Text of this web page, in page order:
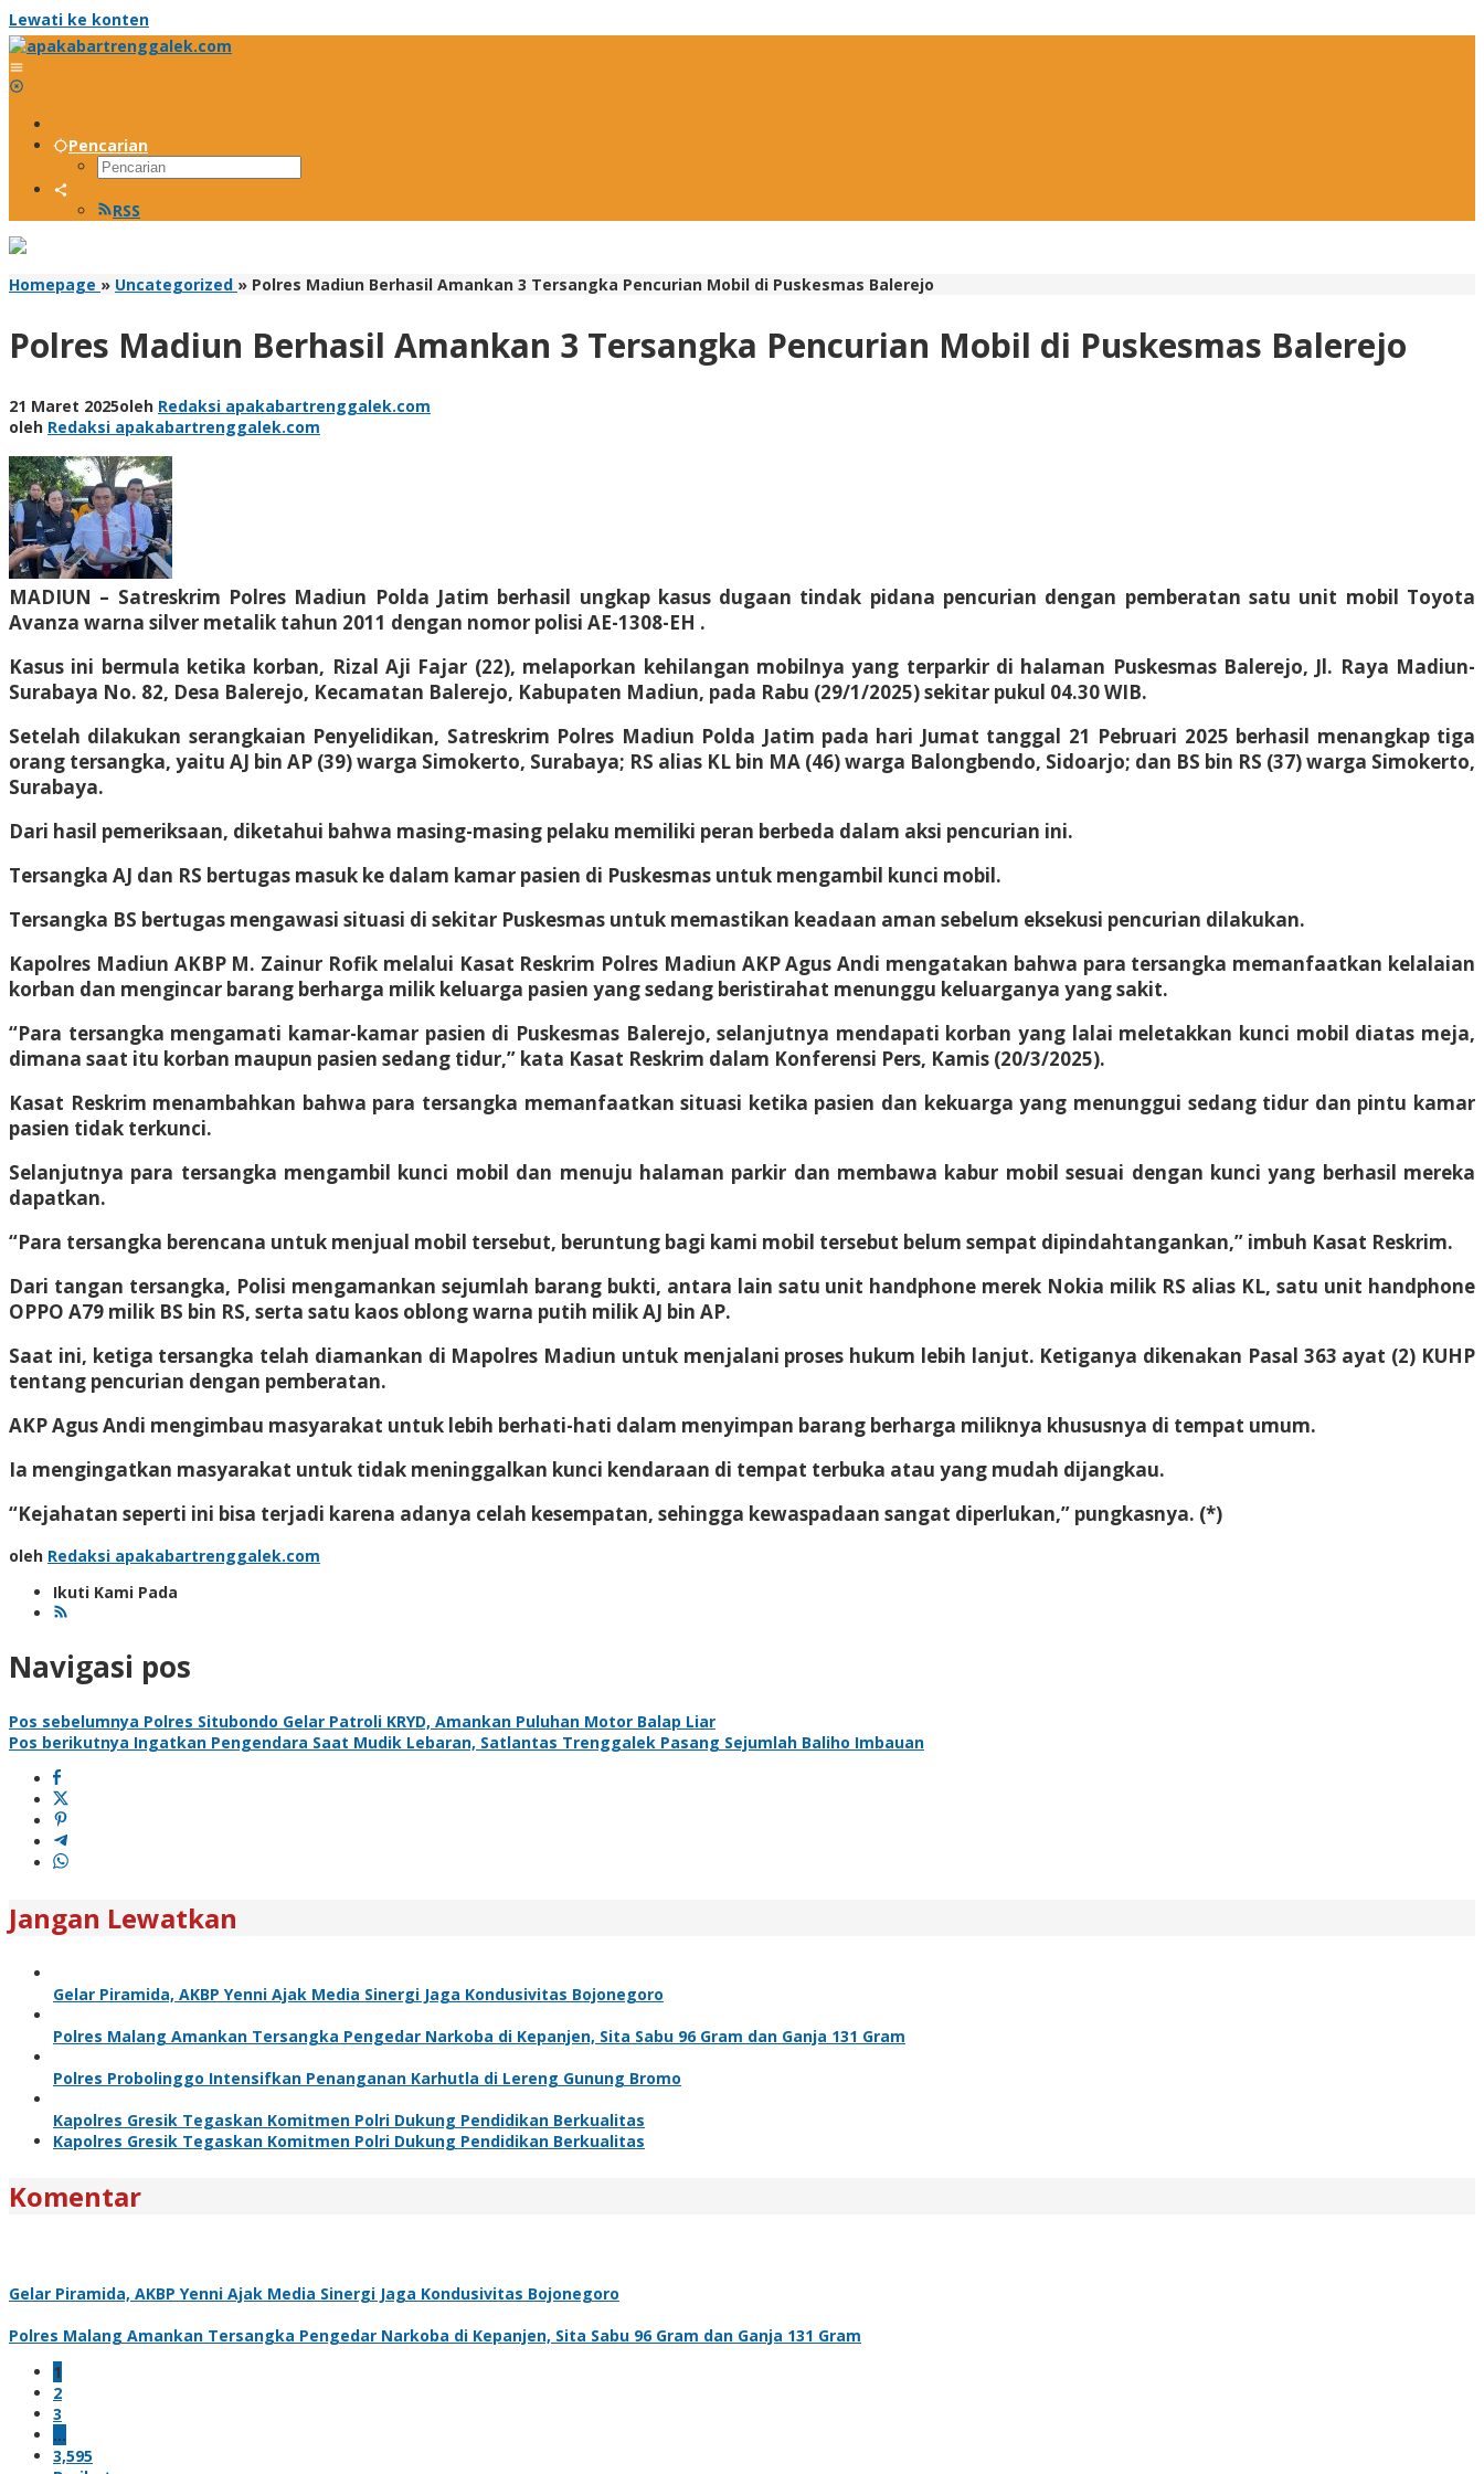
Lewati ke konten
Pencarian
RSS
Homepage » Uncategorized » Polres Madiun Berhasil Amankan 3 Tersangka Pencurian Mobil di Puskesmas Balerejo
Polres Madiun Berhasil Amankan 3 Tersangka Pencurian Mobil di Puskesmas Balerejo
21 Maret 2025oleh Redaksi apakabartrenggalek.com
oleh Redaksi apakabartrenggalek.com
MADIUN – Satreskrim Polres Madiun Polda Jatim berhasil ungkap kasus dugaan tindak pidana pencurian dengan pemberatan satu unit mobil Toyota
Avanza warna silver metalik tahun 2011 dengan nomor polisi AE-1308-EH .
Kasus ini bermula ketika korban, Rizal Aji Fajar (22), melaporkan kehilangan mobilnya yang terparkir di halaman Puskesmas Balerejo, Jl. Raya Madiun-
Surabaya No. 82, Desa Balerejo, Kecamatan Balerejo, Kabupaten Madiun, pada Rabu (29/1/2025) sekitar pukul 04.30 WIB.
Setelah dilakukan serangkaian Penyelidikan, Satreskrim Polres Madiun Polda Jatim pada hari Jumat tanggal 21 Pebruari 2025 berhasil menangkap tiga
orang tersangka, yaitu AJ bin AP (39) warga Simokerto, Surabaya; RS alias KL bin MA (46) warga Balongbendo, Sidoarjo; dan BS bin RS (37) warga Simokerto,
Surabaya.
Dari hasil pemeriksaan, diketahui bahwa masing-masing pelaku memiliki peran berbeda dalam aksi pencurian ini.
Tersangka AJ dan RS bertugas masuk ke dalam kamar pasien di Puskesmas untuk mengambil kunci mobil.
Tersangka BS bertugas mengawasi situasi di sekitar Puskesmas untuk memastikan keadaan aman sebelum eksekusi pencurian dilakukan.
Kapolres Madiun AKBP M. Zainur Rofik melalui Kasat Reskrim Polres Madiun AKP Agus Andi mengatakan bahwa para tersangka memanfaatkan kelalaian
korban dan mengincar barang berharga milik keluarga pasien yang sedang beristirahat menunggu keluarganya yang sakit.
“Para tersangka mengamati kamar-kamar pasien di Puskesmas Balerejo, selanjutnya mendapati korban yang lalai meletakkan kunci mobil diatas meja,
dimana saat itu korban maupun pasien sedang tidur,” kata Kasat Reskrim dalam Konferensi Pers, Kamis (20/3/2025).
Kasat Reskrim menambahkan bahwa para tersangka memanfaatkan situasi ketika pasien dan kekuarga yang menunggui sedang tidur dan pintu kamar
pasien tidak terkunci.
Selanjutnya para tersangka mengambil kunci mobil dan menuju halaman parkir dan membawa kabur mobil sesuai dengan kunci yang berhasil mereka
dapatkan.
“Para tersangka berencana untuk menjual mobil tersebut, beruntung bagi kami mobil tersebut belum sempat dipindahtangankan,” imbuh Kasat Reskrim.
Dari tangan tersangka, Polisi mengamankan sejumlah barang bukti, antara lain satu unit handphone merek Nokia milik RS alias KL, satu unit handphone
OPPO A79 milik BS bin RS, serta satu kaos oblong warna putih milik AJ bin AP.
Saat ini, ketiga tersangka telah diamankan di Mapolres Madiun untuk menjalani proses hukum lebih lanjut. Ketiganya dikenakan Pasal 363 ayat (2) KUHP
tentang pencurian dengan pemberatan.
AKP Agus Andi mengimbau masyarakat untuk lebih berhati-hati dalam menyimpan barang berharga miliknya khususnya di tempat umum.
Ia mengingatkan masyarakat untuk tidak meninggalkan kunci kendaraan di tempat terbuka atau yang mudah dijangkau.
“Kejahatan seperti ini bisa terjadi karena adanya celah kesempatan, sehingga kewaspadaan sangat diperlukan,” pungkasnya. (*)
oleh Redaksi apakabartrenggalek.com
Ikuti Kami Pada
Navigasi pos
Pos sebelumnya Polres Situbondo Gelar Patroli KRYD, Amankan Puluhan Motor Balap Liar
Pos berikutnya Ingatkan Pengendara Saat Mudik Lebaran, Satlantas Trenggalek Pasang Sejumlah Baliho Imbauan
Jangan Lewatkan
Gelar Piramida, AKBP Yenni Ajak Media Sinergi Jaga Kondusivitas Bojonegoro
Polres Malang Amankan Tersangka Pengedar Narkoba di Kepanjen, Sita Sabu 96 Gram dan Ganja 131 Gram
Polres Probolinggo Intensifkan Penanganan Karhutla di Lereng Gunung Bromo
Kapolres Gresik Tegaskan Komitmen Polri Dukung Pendidikan Berkualitas
Kapolres Gresik Tegaskan Komitmen Polri Dukung Pendidikan Berkualitas
Komentar
Gelar Piramida, AKBP Yenni Ajak Media Sinergi Jaga Kondusivitas Bojonegoro
Polres Malang Amankan Tersangka Pengedar Narkoba di Kepanjen, Sita Sabu 96 Gram dan Ganja 131 Gram
1
2
3
…
3,595